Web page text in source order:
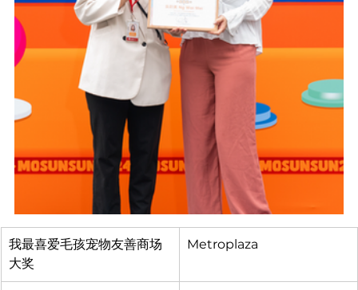
我最喜爱毛孩宠物友善商场
大奖
Metroplaza